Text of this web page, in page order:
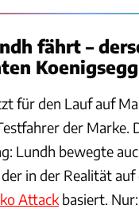
fährt –
Koenigsegg
für den Lauf auf
der Marke.
Lundh bewegte
der in der Realität auf
Attack basiert.